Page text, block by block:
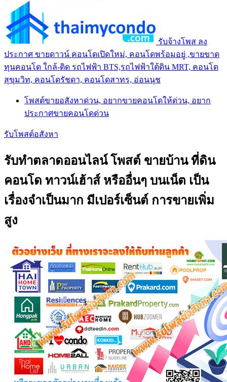
รับจ้างโพส ลง
ประกาศ ขายดาวน์ คอนโดเปิดใหม่, คอนโดพร้อมอยู่ ,ขายขาด
ทุนคอนโด ใกล้-ติด รถไฟฟ้า BTS,รถไฟฟ้าใต้ดิน MRT, คอนโด
สุขุมวิท, คอนโดรัชดา, คอนโดสาทร, อ่อนนุช
โพสต์ขายอสังหาด่วน, อยากขายคอนโดให้ด่วน, อยาก
ประกาศขายคอนโดด่วน
รับโพสต์อสังหา
รับทำตลาดออนไลน์ โพสต์ ขายบ้าน ที่ดิน
คอนโด ทาวน์เฮ้าส์ หรืออื่นๆ บนเน็ต เป็น
เรื่องจำเป็นมาก มีเปอร์เซ็นต์ การขายเพิ่ม
สูง